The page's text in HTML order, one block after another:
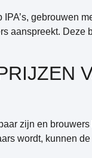
gebrouwen
aanspreekt. Deze
zijn en
wordt, kunnen de